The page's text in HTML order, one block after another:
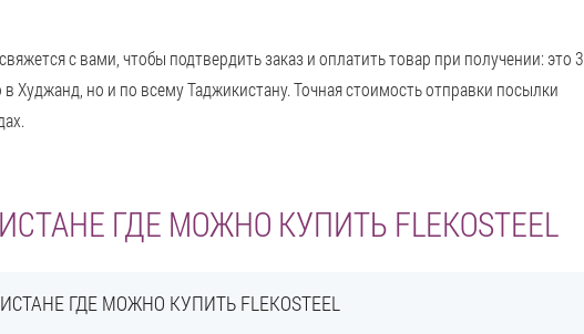
с вами, чтобы подтвердить заказ и оплатить товар при получении: это 3
Худжанд, но и по всему Таджикистану. Точная стоимость отправки посылки
ГДЕ МОЖНО КУПИТЬ FLEKOSTEEL
ГДЕ МОЖНО КУПИТЬ FLEKOSTEEL